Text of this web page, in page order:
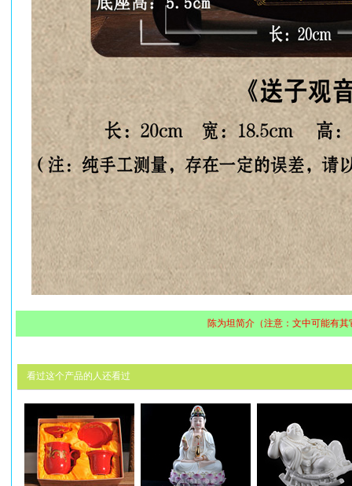
陈为坦简介（注意：文中可能有其
看过这个产品的人还看过